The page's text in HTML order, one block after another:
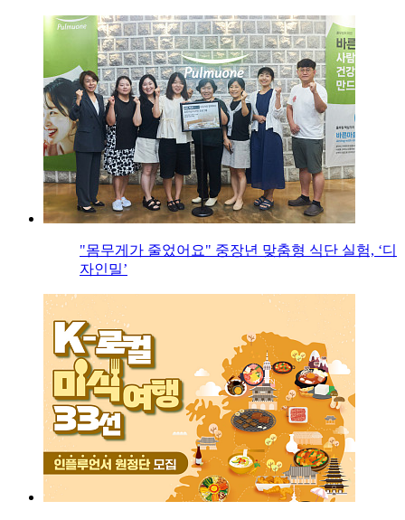
"몸무게가 줄었어요" 중장년 맞춤형 식단 실험, ‘디
자인밀’